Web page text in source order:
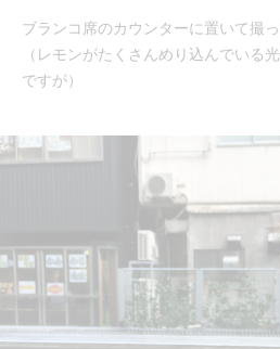
ブランコ席のカウンターに置いて撮
（レモンがたくさんめり込んでいる
ですが）